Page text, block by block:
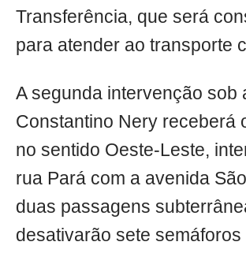
Transferência, que será
para atender ao transporte
A segunda intervenção sob
Constantino Nery receberá
no sentido Oeste-Leste,
rua Pará com a avenida
duas passagens
desativarão sete semáforos